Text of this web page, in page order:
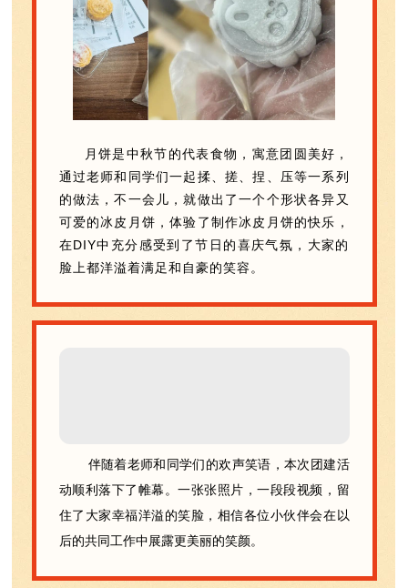
月饼是中秋节的代表食物，寓意团圆美好，
通过老师和同学们一起揉、搓、捏、压等一系列
的做法，不一会儿，就做出了一个个形状各异又
可爱的冰皮月饼，体验了制作冰皮月饼的快乐，
在DIY中充分感受到了节日的喜庆气氛，大家的
脸上都洋溢着满足和自豪的笑容。
伴随着老师和同学们的欢声笑语，本次团建活
动顺利落下了帷幕。一张张照片，一段段视频，留
住了大家幸福洋溢的笑脸，相信各位小伙伴会在以
后的共同工作中展露更美丽的笑颜。